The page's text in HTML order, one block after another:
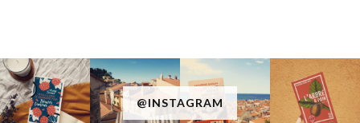
@INSTAGRAM